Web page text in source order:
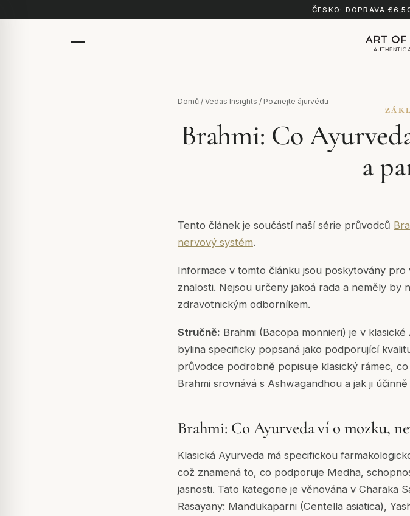
ČESKO: DOPRAVA
Domů / Vedas Insights / Poznejte ájurvédu
Brahmi: Co
a
Tento článek je součástí naší série průvodců
nervový systém.
Informace v tomto článku jsou poskytovány
znalosti. Nejsou určeny jakoá rada a neměly by
zdravotnickým odborníkem.
Stručně: Brahmi (Bacopa monnieri) je v
bylina specificky popsaná jako podporující
průvodce podrobně popisuje klasický rámec,
Brahmi srovnává s Ashwagandhou a jak ji
Brahmi: Co Ayurveda ví o mozku,
Klasická Ayurveda má specifickou
což znamená to, co podporuje Medha,
jasnosti. Tato kategorie je věnována v Charaka
Rasayany: Mandukaparni (Centella asiatica),